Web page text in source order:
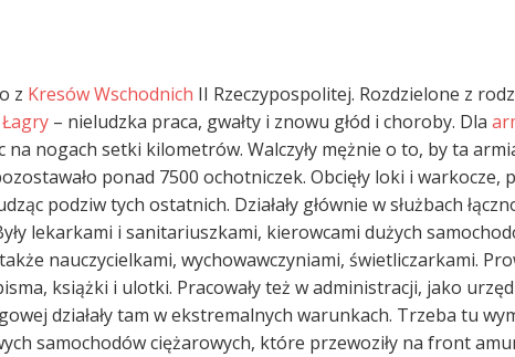
z Kresów Wschodnich II Rzeczypospolitej. Rozdzielone z
Łagry – nieludzka praca, gwałty i znowu głód i choroby. Dla
nogach setki kilometrów. Walczyły mężnie o to, by ta
ponad 7500 ochotniczek. Obcięły loki i
podziw tych ostatnich. Działały głównie w służbach
lekarkami i sanitariuszkami, kierowcami dużych
nauczycielkami, wychowawczyniami, świetliczarkami.
książki i ulotki. Pracowały też w administracji, jako
działały tam w ekstremalnych warunkach. Trzeba tu
samochodów ciężarowych, które przewoziły na front